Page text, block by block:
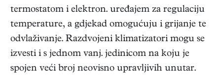
termostatom i elektron. uređajem za regulaciju
temperature, a gdjekad omogućuju i grijanje te
odvlaživanje. Razdvojeni klimatizatori mogu se
izvesti i s jednom vanj. jedinicom na koju je
spojen veći broj neovisno upravljivih unutar.